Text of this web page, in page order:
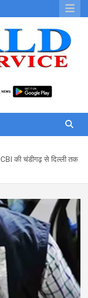
की चंडीगढ़ से दिल्ली तक